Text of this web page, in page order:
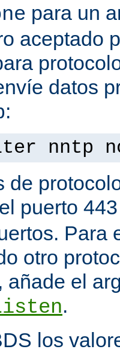
para un
aceptado
datos
:
nntp
de
puerto
Para
otro
añade el
.
los